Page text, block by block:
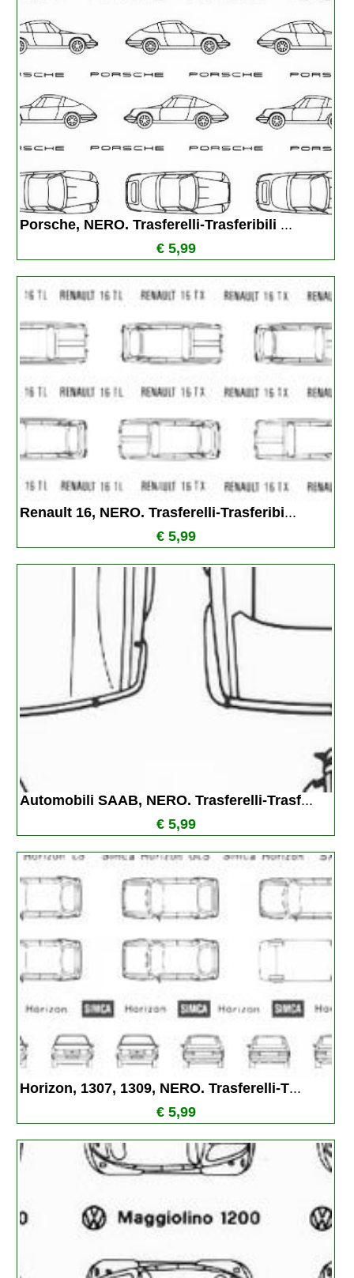
Porsche, NERO. Trasferelli-Trasferibili ...
€ 5,99
Renault 16, NERO. Trasferelli-Trasferibi...
€ 5,99
Automobili SAAB, NERO. Trasferelli-Trasf...
€ 5,99
Horizon, 1307, 1309, NERO. Trasferelli-T...
€ 5,99